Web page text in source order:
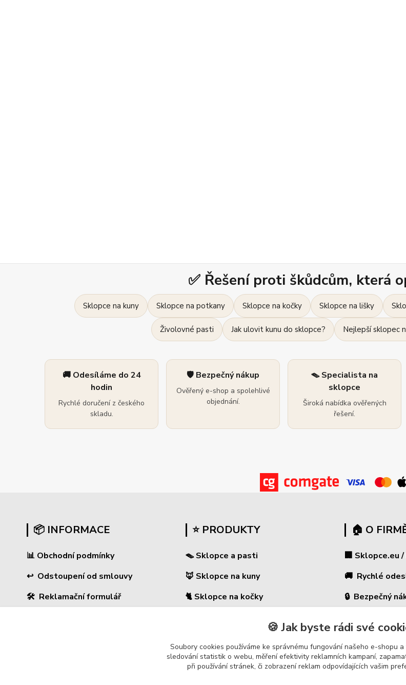
✅ Řešení proti škůdcům, která
Sklopce na kuny Sklopce na potkany Sklopce na kočky Sklopce na lišky
Živolovné pasti Jak ulovit kunu do sklopce? Nejlepší sklopec
🚚 Odesíláme do 24
hodin
Rychlé doručení z českého
skladu.
🛡️ Bezpečný nákup
Ověřený e-shop a spolehlivé
objednání.
🪤 Specialista na
sklopce
Široká nabídka ověřených
řešení.
📦 INFORMACE
📊 Obchodní podmínky
↩ Odstoupení od smlouvy
🛠 Reklamační formulář
⭐ PRODUKTY
🪤 Sklopce a pasti
🦊 Sklopce na kuny
🐈 Sklopce na kočky
🔊 Odpuzovače škůdců
🏠 O
🏢 Sklopce.eu
🚚 Rychlé
🔒 Bezpečný
🇨🇿 Český
🍪 Jak byste rádi své
Soubory cookies používáme ke správnému fungování našeho e-shopu
sledování statistik o webu, měření efektivity reklamních kampaní,
při používání stránek, či zobrazení reklam odpovídajících vašim